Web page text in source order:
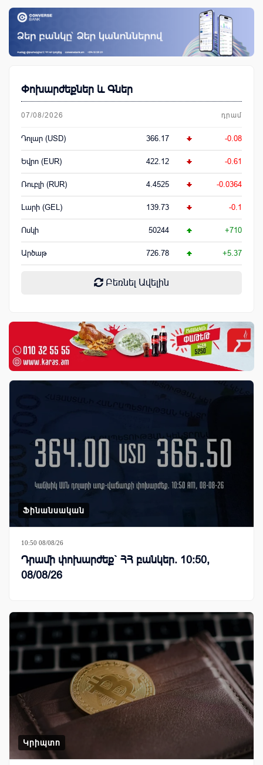
Փոխարժեքներ և Գներ
07/08/2026 դրամ
Դոլար (USD) 366.17 -0.08
Եվրո (EUR) 422.12 -0.61
Ռուբլի (RUR) 4.4525 -0.0364
Լարի (GEL) 139.73 -0.1
Ոսկի 50244 +710
Արծաթ 726.78 +5.37
Բեռնել Ավելին
Ֆինանսական
10:50 08/08/26
Դրամի փոխարժեք` ՀՀ բանկեր. 10:50,
08/08/26
Կրիպտո